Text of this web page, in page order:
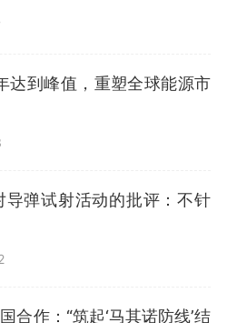
达到峰值，重塑全球能源市
弹试射活动的批评：不针
合作：“筑起‘马其诺防线’结